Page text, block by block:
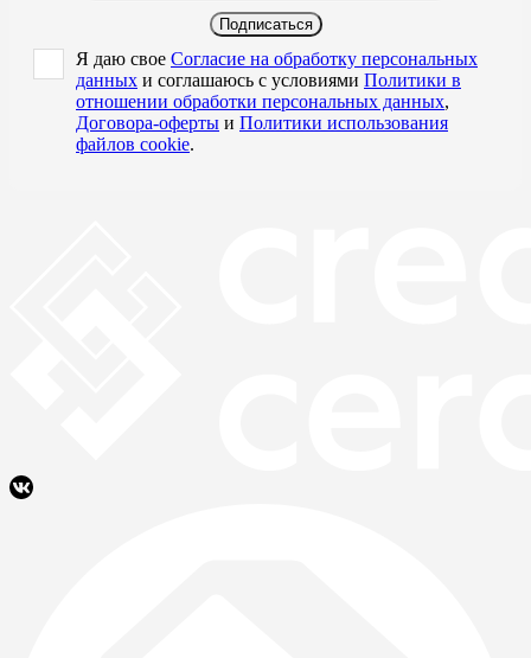
Подписаться
Я даю свое Согласие на обработку персональных
данных и соглашаюсь с условиями Политики в
отношении обработки персональных данных,
Договора-оферты и Политики использования
файлов cookie.